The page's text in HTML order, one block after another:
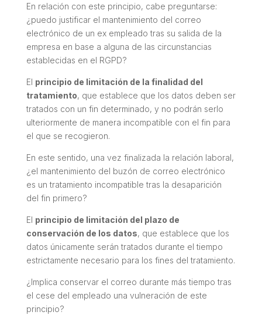
En relación con este principio, cabe preguntarse:
¿puedo justificar el mantenimiento del correo
electrónico de un ex empleado tras su salida de la
empresa en base a alguna de las circunstancias
establecidas en el RGPD?
El principio de limitación de la finalidad del
tratamiento, que establece que los datos deben ser
tratados con un fin determinado, y no podrán serlo
ulteriormente de manera incompatible con el fin para
el que se recogieron.
En este sentido, una vez finalizada la relación laboral,
¿el mantenimiento del buzón de correo electrónico
es un tratamiento incompatible tras la desaparición
del fin primero?
El principio de limitación del plazo de
conservación de los datos, que establece que los
datos únicamente serán tratados durante el tiempo
estrictamente necesario para los fines del tratamiento.
¿Implica conservar el correo durante más tiempo tras
el cese del empleado una vulneración de este
principio?